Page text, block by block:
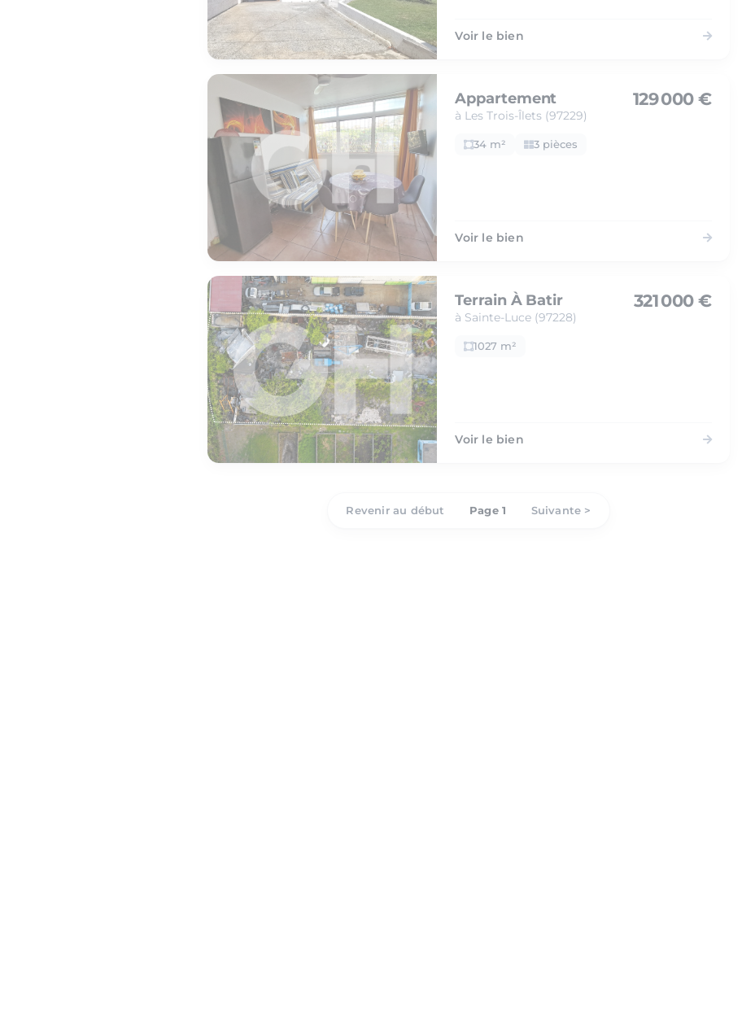
Voir le bien
Appartement
à Les Trois-Îlets (97229)
129 000 €
34 m² 3 pièces
Voir le bien
Terrain À Batir
à Sainte-Luce (97228)
321 000 €
1027 m²
Voir le bien
Revenir au début Page 1 Suivante >